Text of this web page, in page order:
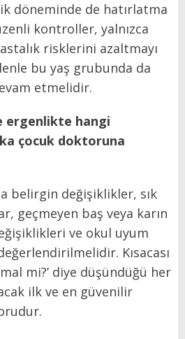
döneminde de hatırlatma
kontroller, yalnızca
risklerini azaltmayı
bu yaş grubunda da
etmelidir.
ergenlikte hangi
çocuk doktoruna
belirgin değişiklikler, sık
geçmeyen baş veya karın
ve okul uyum
Kısacası
mi?’ diye düşündüğü her
ilk ve en güvenilir